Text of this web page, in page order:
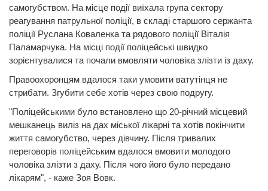
самогубством. На місце події виїхала група сектору
реагування патрульної поліції, в складі старшого сержанта
поліції Руслана Коваленка та рядового поліції Віталія
Паламарчука. На місці події поліцейські швидко
зорієнтувалися та почали вмовляти чоловіка злізти із даху.
Правоохоронцям вдалося таки умовити ватутінця не
стрибати. Згубити себе хотів через свою подругу.
"Поліцейськими було встановлено що 20-річний місцевий
мешканець виліз на дах міської лікарні та хотів покінчити
життя самогубство, через дівчину. Після тривалих
переговорів поліцейським вдалося вмовити молодого
чоловіка злізти з даху. Після чого його було передано
лікарям", - каже Зоя Вовк.